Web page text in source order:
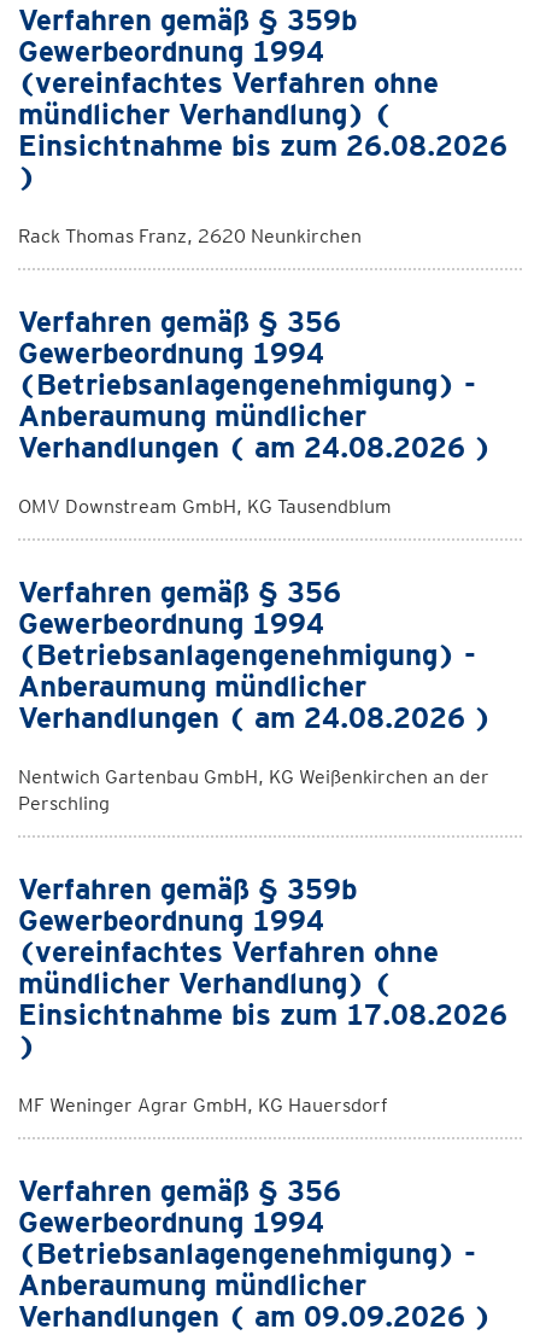
Verfahren gemäß § 359b
Gewerbeordnung 1994
(vereinfachtes Verfahren ohne
mündlicher Verhandlung) (
Einsichtnahme bis zum 26.08.2026
)
Rack Thomas Franz, 2620 Neunkirchen
Verfahren gemäß § 356
Gewerbeordnung 1994
(Betriebsanlagengenehmigung) -
Anberaumung mündlicher
Verhandlungen ( am 24.08.2026 )
OMV Downstream GmbH, KG Tausendblum
Verfahren gemäß § 356
Gewerbeordnung 1994
(Betriebsanlagengenehmigung) -
Anberaumung mündlicher
Verhandlungen ( am 24.08.2026 )
Nentwich Gartenbau GmbH, KG Weißenkirchen an der
Perschling
Verfahren gemäß § 359b
Gewerbeordnung 1994
(vereinfachtes Verfahren ohne
mündlicher Verhandlung) (
Einsichtnahme bis zum 17.08.2026
)
MF Weninger Agrar GmbH, KG Hauersdorf
Verfahren gemäß § 356
Gewerbeordnung 1994
(Betriebsanlagengenehmigung) -
Anberaumung mündlicher
Verhandlungen ( am 09.09.2026 )